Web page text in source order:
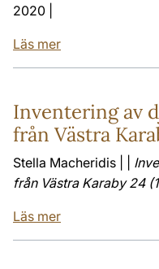
2020 |
Läs mer
Inventering av
från Västra
Stella Macheridis | |
från Västra Karaby 24
Läs mer